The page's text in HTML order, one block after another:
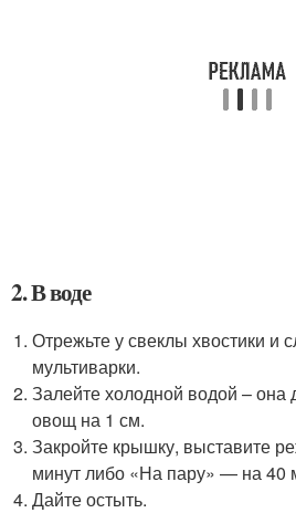
2. В воде
Отрежьте у свеклы хвостики и
мультиварки.
Залейте холодной водой – она
овощ на 1 см.
Закройте крышку, выставите
минут либо «На пару» — на 40
Дайте остыть.